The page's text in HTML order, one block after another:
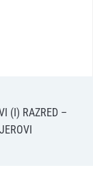
(I) RAZRED –